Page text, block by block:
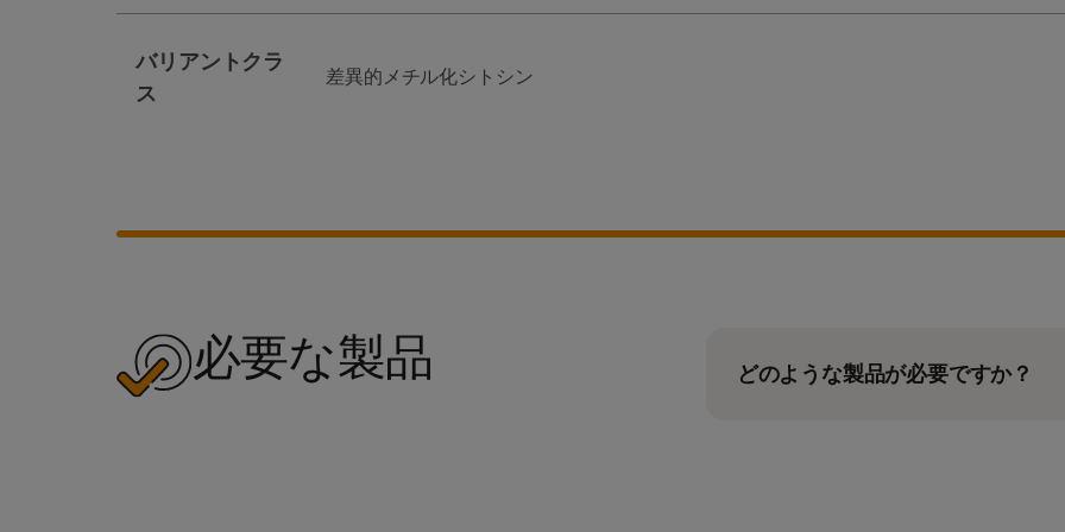
バリアントクラ
ス
差異的メチル化シトシン
必要な製品 どのような製品が必要ですか？